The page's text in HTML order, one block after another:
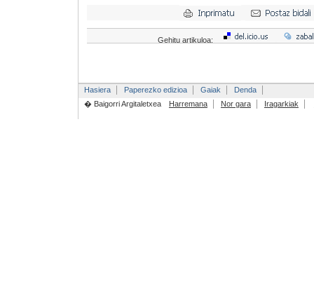
Gehitu artikuloa:
Hasiera Paperezko edizioa Gaiak
Denda
� Baigorri Argitaletxea
Harremana Nor gara Iragarkiak